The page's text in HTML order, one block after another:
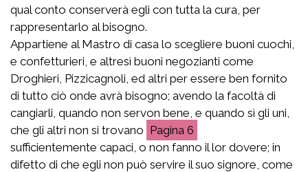
qual conto conserverà egli con tutta la cura, per
rappresentarlo al bisogno.
Appartiene al Mastro di casa lo scegliere buoni cuochi,
e confetturieri, e altresì buoni negozianti come
Droghieri, Pizzicagnoli, ed altri per essere ben fornito
di tutto ciò onde avrà bisogno; avendo la facoltà di
cangiarli, quando non servon bene, e quando sì gli uni,
che gli altri non si trovano
6
sufficientemente capaci, o non fanno il lor dovere; in
difetto di che egli non può servire il suo signore, come